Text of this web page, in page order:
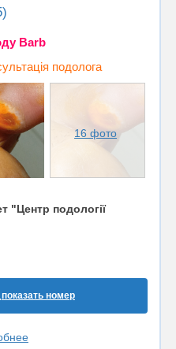
Barb
подолога
16 фото
"Центр подології
показать номер